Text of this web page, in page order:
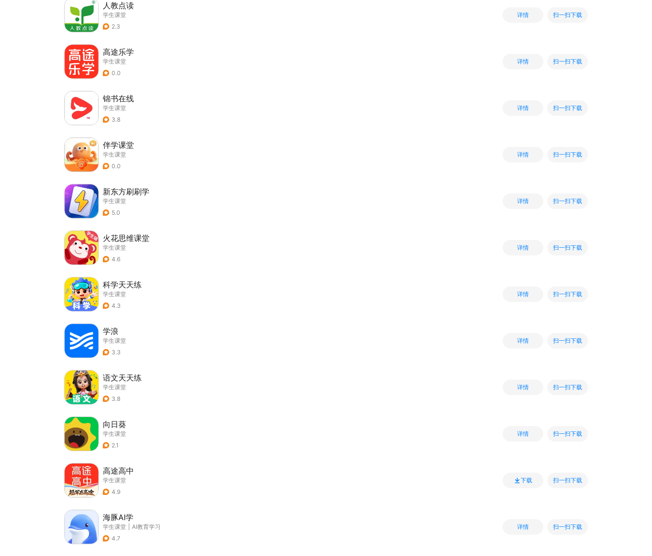
人教点读
学生课堂
2.3
详情 扫一扫下载
高途乐学
学生课堂
0.0
详情 扫一扫下载
锦书在线
学生课堂
3.8
详情 扫一扫下载
伴学课堂
学生课堂
0.0
详情 扫一扫下载
新东方刷刷学
学生课堂
5.0
详情 扫一扫下载
火花思维课堂
学生课堂
4.6
详情 扫一扫下载
科学天天练
学生课堂
4.3
详情 扫一扫下载
学浪
学生课堂
3.3
详情 扫一扫下载
语文天天练
学生课堂
3.8
详情 扫一扫下载
向日葵
学生课堂
2.1
详情 扫一扫下载
高途高中
学生课堂
4.9
下载 扫一扫下载
海豚AI学
学生课堂
AI教育学习
4.7
详情 扫一扫下载